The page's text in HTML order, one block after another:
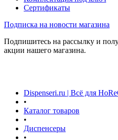
Сертификаты
Подписка на новости магазина
Подпишитесь на рассылку и
акции нашего магазина.
Dispenseri.ru | Всё для
•
Каталог товаров
•
Диспенсеры
•